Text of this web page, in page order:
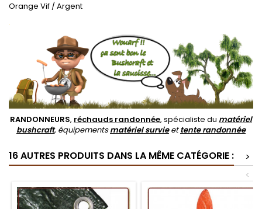
Orange Vif / Argent
.
RANDONNEURS, réchauds randonnée, spécialiste du matériel
bushcraft, équipementsmatériel survieettente randonnée
16 AUTRES PRODUITS DANS LA MÊME CATÉGORIE :
>
<